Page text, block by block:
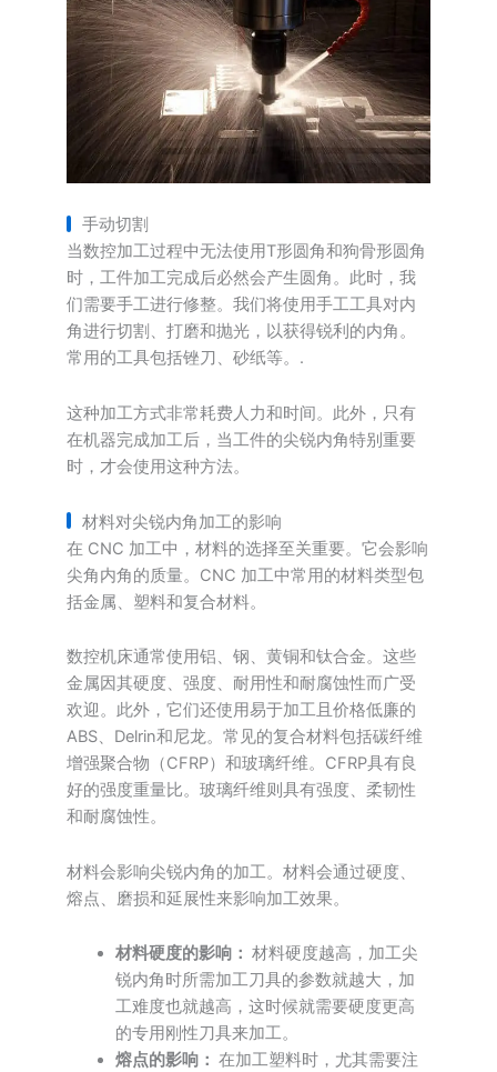
手动切割
当数控加工过程中无法使用T形圆角和狗骨形圆角
时，工件加工完成后必然会产生圆角。此时，我
们需要手工进行修整。我们将使用手工工具对内
角进行切割、打磨和抛光，以获得锐利的内角。
常用的工具包括锉刀、砂纸等。.
这种加工方式非常耗费人力和时间。此外，只有
在机器完成加工后，当工件的尖锐内角特别重要
时，才会使用这种方法。
材料对尖锐内角加工的影响
在 CNC 加工中，材料的选择至关重要。它会影响
尖角内角的质量。CNC 加工中常用的材料类型包
括金属、塑料和复合材料。
数控机床通常使用铝、钢、黄铜和钛合金。这些
金属因其硬度、强度、耐用性和耐腐蚀性而广受
欢迎。此外，它们还使用易于加工且价格低廉的
ABS、Delrin和尼龙。常见的复合材料包括碳纤维
增强聚合物（CFRP）和玻璃纤维。CFRP具有良
好的强度重量比。玻璃纤维则具有强度、柔韧性
和耐腐蚀性。
材料会影响尖锐内角的加工。材料会通过硬度、
熔点、磨损和延展性来影响加工效果。
材料硬度的影响： 材料硬度越高，加工尖
锐内角时所需加工刀具的参数就越大，加
工难度也就越高，这时候就需要硬度更高
的专用刚性刀具来加工。
熔点的影响： 在加工塑料时，尤其需要注